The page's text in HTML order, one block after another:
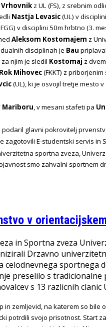
Vrhovnik z UL (FS), z srebnim
Nastja Levasic(UL) v
FGG) v disciplini 50m hrbtno (3.
Aleksom Kostomajem z
disciplinah je Bau
njim je sledil Kostomaj z
Rok Mihovec(FKKT) z
(UL), ki je osvojil tretje mesto
Mariboru, vmesani stafeti pa
glavni pokrovitelj
E-studentski servis in
sportna zveza,
smo zahvalni sportnem
v
in Sportna zveza
Drzavno
sportnega
preselilo s
s 13 razlicnih clanic
in zemljevid, na katerem so
potrdili svojo prisotnost. Start